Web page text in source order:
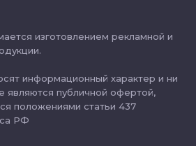
изготовлением рекламной и
информационный характер и ни
являются публичной офертой,
положениями статьи 437
РФ